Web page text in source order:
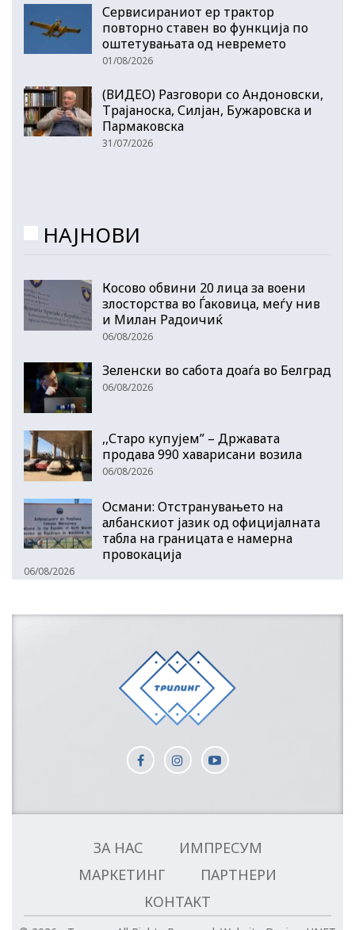
Сервисираниот ер трактор
повторно ставен во функција по
оштетувањата од невремето
01/08/2026
(ВИДЕО) Разговори со Андоновски,
Трајаноска, Силјан, Бужаровска и
Пармаковска
31/07/2026
НАЈНОВИ
Косово обвини 20 лица за воени
злосторства во Ѓаковица, меѓу нив
и Милан Радоичиќ
06/08/2026
Зеленски во сабота доаѓа во Белград
06/08/2026
,,Старо купујем” – Државата
продава 990 хаварисани возила
06/08/2026
Османи: Отстранувањето на
албанскиот јазик од официјалната
табла на границата е намерна
провокација
06/08/2026
ЗА НАС
ИМПРЕСУМ
МАРКЕТИНГ
ПАРТНЕРИ
КОНТАКТ